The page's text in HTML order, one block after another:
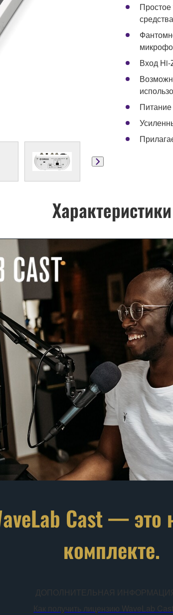
Вход Hi-
Характеристики
Cast —
комплекте.
ДОПОЛНИТЕЛЬНАЯ
Как получить лицензию WaveLab